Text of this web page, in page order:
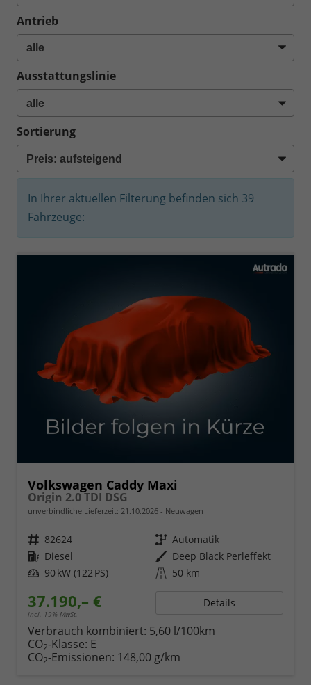
Antrieb
Ausstattungslinie
Sortierung
In Ihrer aktuellen Filterung befinden sich 39
Fahrzeuge:
Volkswagen Caddy Maxi
Origin 2.0 TDI DSG
unverbindliche Lieferzeit: 21.10.2026 Neuwagen
Fahrzeugnr. 82624 Getriebe Automatik
Kraftstoff Diesel Außenfarbe Deep Black Perleffekt
Leistung 90 kW (122 PS) Kilometerstand 50 km
37.190,– €
incl. 19% MwSt.
Details
Verbrauch kombiniert: 5,60 l/100km
CO2-Klasse: E
CO2-Emissionen: 148,00 g/km